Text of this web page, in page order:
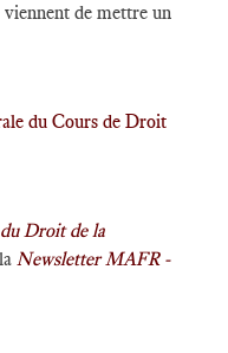
viennent de mettre un
du Cours de Droit
du Droit de la
Newsletter MAFR -